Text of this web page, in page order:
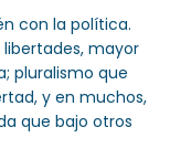
con la política.
mayor
pluralismo que
y en muchos,
que bajo otros